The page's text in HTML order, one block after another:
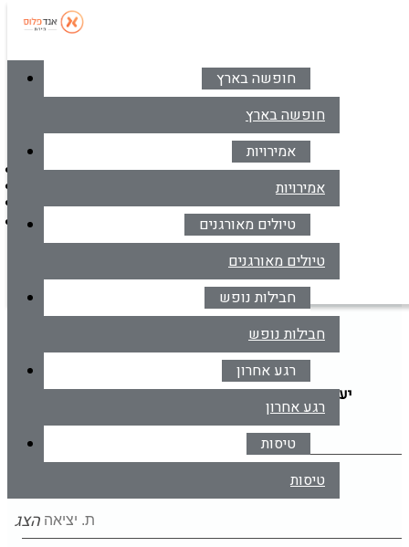
סניפים
דברו איתנו בווטסאפ
חופשה בארץ
חופשה בארץ
אמירויות
אמירויות
טיולים מאורגנים
טיולים מאורגנים
חבילות נופש
חבילות נופש
רגע אחרון
רגע אחרון
טיסות
טיסות
חבילות נופש
דילים למלטה
יעדהקלד יעד או עבור לכפתור הבא לבחירת יעד מרשימה
הצג